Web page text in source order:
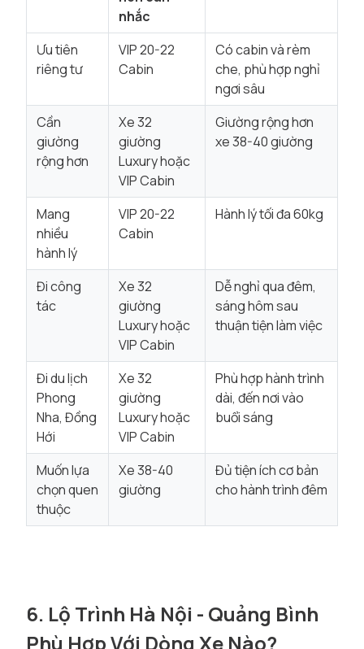
nhắc
Ưu tiên
riêng tư
VIP 20-22
Cabin
Có cabin và rèm
che, phù hợp nghỉ
ngơi sâu
Cần
giường
rộng hơn
Xe 32
giường
Luxury hoặc
VIP Cabin
Giường rộng hơn
xe 38-40 giường
Mang
nhiều
hành lý
VIP 20-22
Cabin
Hành lý tối đa 60kg
Đi công
tác
Xe 32
giường
Luxury hoặc
VIP Cabin
Dễ nghỉ qua đêm,
sáng hôm sau
thuận tiện làm việc
Đi du lịch
Phong
Nha, Đồng
Hới
Xe 32
giường
Luxury hoặc
VIP Cabin
Phù hợp hành trình
dài, đến nơi vào
buổi sáng
Muốn lựa
chọn quen
thuộc
Xe 38-40
giường
Đủ tiện ích cơ bản
cho hành trình đêm
6. Lộ Trình Hà Nội - Quảng Bình
Phù Hợp Với Dòng Xe Nào?